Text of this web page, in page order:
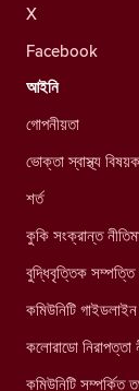
X
Facebook
আইনি
গোপনীয়তা
ভোক্তা স্বাস্থ্য
শর্ত
কুকি সংক্রান্ত
বুদ্ধিবৃত্তিক সম্পত্তি
কমিউনিটি গাইডলাইন
কলোরাডো নিরাপত্তা
কমিউনিটি সম্পর্কিত